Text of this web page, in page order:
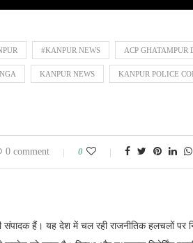
#KANPUR NEWS ACP GHATAMPUR
KANPUR NEWS KANPUR POLICE
0 comment 0
संपादक हैं। यह देश में चल रही राजनीतिक हलचलों